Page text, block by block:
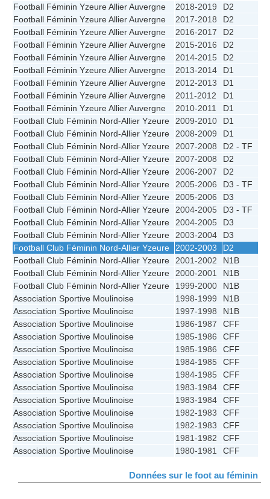
Football Féminin Yzeure Allier Auvergne
2018-2019
D2
Football Féminin Yzeure Allier Auvergne
2017-2018
D2
Football Féminin Yzeure Allier Auvergne
2016-2017
D2
Football Féminin Yzeure Allier Auvergne
2015-2016
D2
Football Féminin Yzeure Allier Auvergne
2014-2015
D2
Football Féminin Yzeure Allier Auvergne
2013-2014
D1
Football Féminin Yzeure Allier Auvergne
2012-2013
D1
Football Féminin Yzeure Allier Auvergne
2011-2012
D1
Football Féminin Yzeure Allier Auvergne
2010-2011
D1
Football Club Féminin Nord-Allier Yzeure
2009-2010
D1
Football Club Féminin Nord-Allier Yzeure
2008-2009
D1
Football Club Féminin Nord-Allier Yzeure
2007-2008
D2 - TF
Football Club Féminin Nord-Allier Yzeure
2007-2008
D2
Football Club Féminin Nord-Allier Yzeure
2006-2007
D2
Football Club Féminin Nord-Allier Yzeure
2005-2006
D3 - TF
Football Club Féminin Nord-Allier Yzeure
2005-2006
D3
Football Club Féminin Nord-Allier Yzeure
2004-2005
D3 - TF
Football Club Féminin Nord-Allier Yzeure
2004-2005
D3
Football Club Féminin Nord-Allier Yzeure
2003-2004
D3
Football Club Féminin Nord-Allier Yzeure
2002-2003
D2
Football Club Féminin Nord-Allier Yzeure
2001-2002
N1B
Football Club Féminin Nord-Allier Yzeure
2000-2001
N1B
Football Club Féminin Nord-Allier Yzeure
1999-2000
N1B
Association Sportive Moulinoise
1998-1999
N1B
Association Sportive Moulinoise
1997-1998
N1B
Association Sportive Moulinoise
1986-1987
CFF
Association Sportive Moulinoise
1985-1986
CFF
Association Sportive Moulinoise
1985-1986
CFF
Association Sportive Moulinoise
1984-1985
CFF
Association Sportive Moulinoise
1984-1985
CFF
Association Sportive Moulinoise
1983-1984
CFF
Association Sportive Moulinoise
1983-1984
CFF
Association Sportive Moulinoise
1982-1983
CFF
Association Sportive Moulinoise
1982-1983
CFF
Association Sportive Moulinoise
1981-1982
CFF
Association Sportive Moulinoise
1980-1981 CFF
Données sur le foot au féminin